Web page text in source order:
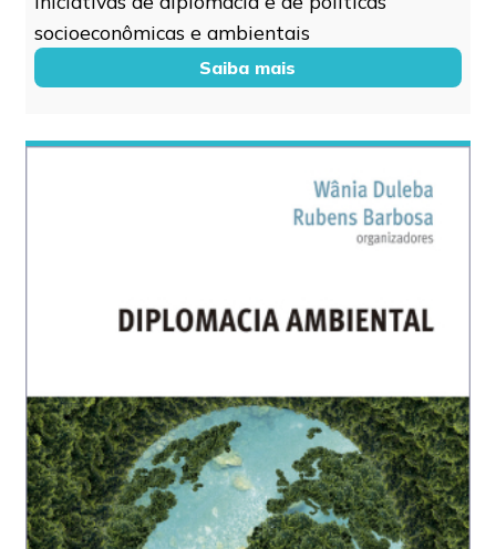
socioeconômicas e ambientais
Saiba mais